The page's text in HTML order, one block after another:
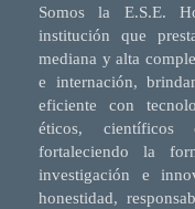
Somos la E.S.E.
institución que
mediana y alta
e internación,
eficiente con
éticos, científicos
fortaleciendo la
investigación e
honestidad,